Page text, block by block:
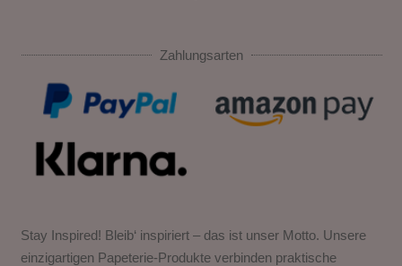
Zahlungsarten
Stay Inspired! Bleib‘ inspiriert – das ist unser Motto. Unsere
einzigartigen Papeterie-Produkte verbinden praktische